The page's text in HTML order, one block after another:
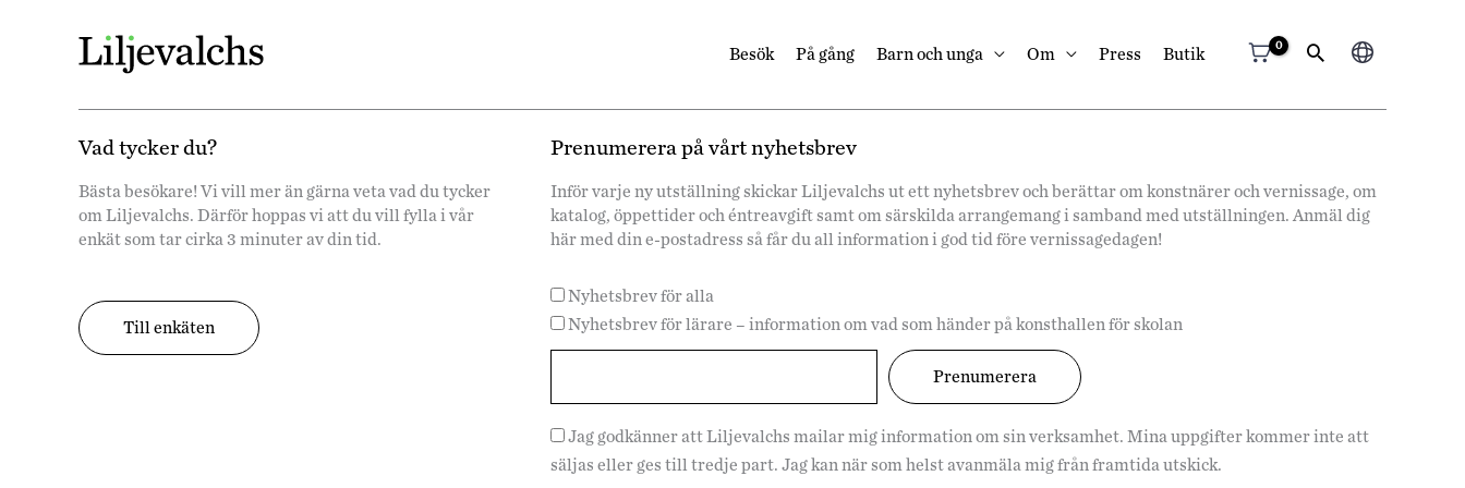
Besök På gång Barn och unga Om Press Butik
Välj
språk
Vad tycker du?
Bästa besökare! Vi vill mer än gärna veta vad du tycker
om Liljevalchs. Därför hoppas vi att du vill fylla i vår
enkät som tar cirka 3 minuter av din tid.
Till enkäten
Prenumerera på vårt nyhetsbrev
Inför varje ny utställning skickar Liljevalchs ut ett nyhetsbrev och berättar om konstnärer och vernissage, om
katalog, öppettider och éntreavgift samt om särskilda arrangemang i samband med utställningen. Anmäl dig
här med din e-postadress så får du all information i god tid före vernissagedagen!
Nyhetsbrev för alla
Nyhetsbrev för lärare – information om vad som händer på konsthallen för skolan
Jag godkänner att Liljevalchs mailar mig information om sin verksamhet. Mina uppgifter kommer inte att
säljas eller ges till tredje part. Jag kan när som helst avanmäla mig från framtida utskick.